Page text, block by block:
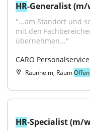
HR-Generalist
"...am Standort und
mit den
übernehmen..."
CARO
Raunheim, Raum
HR-Specialist (m/